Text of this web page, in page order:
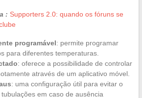
: Supporters 2.0: quando os fóruns se
programável: permite programar
para diferentes temperaturas.
: oferece a possibilidade de controlar
através de um aplicativo móvel.
: uma configuração útil para evitar o
em caso de ausência